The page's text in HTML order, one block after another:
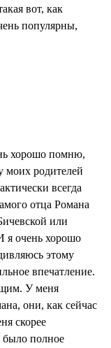
вот, как
популярны,
хорошо помню,
моих родителей
всегда
отца Романа
или
я очень хорошо
этому
впечатление.
У меня
они, как сейчас
скорее
было полное